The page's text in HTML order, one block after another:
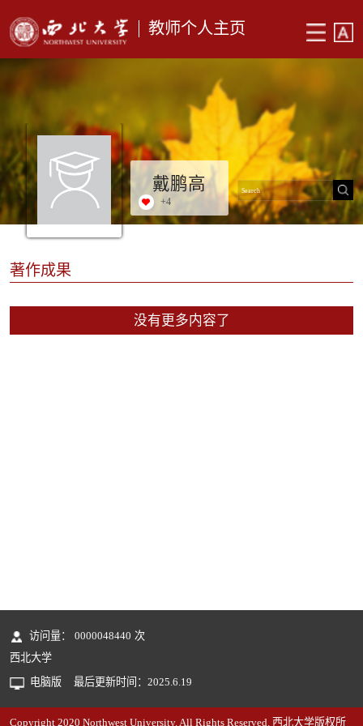
教师个人主页
戴鹏高
+4
著作成果
没有更多内容了
访问量： 0000048440 次
西北大学
电脑版
最后更新时间： 2025.6.19
Copyright 2020 Northwest University. All Rights Reserved. 西北大学版权所